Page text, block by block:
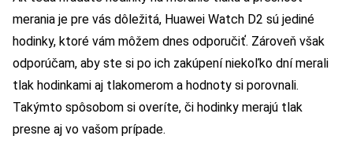
merania je pre vás dôležitá, Huawei Watch D2 sú jediné
hodinky, ktoré vám môžem dnes odporučiť. Zároveň však
odporúčam, aby ste si po ich zakúpení niekoľko dní merali
tlak hodinkami aj tlakomerom a hodnoty si porovnali.
Takýmto spôsobom si overíte, či hodinky merajú tlak
presne aj vo vašom prípade.